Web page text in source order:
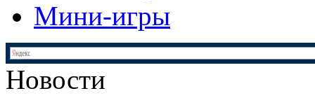
Мини-игры
Новости